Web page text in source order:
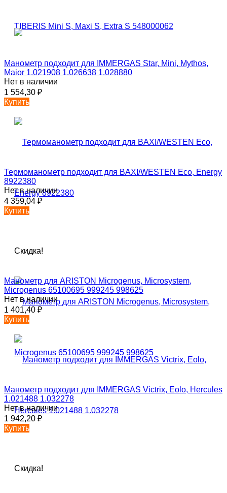
Манометр подходит для IMMERGAS Star, Mini, Mythos,
Maior 1.021908 1.026638 1.028880
Нет в наличии
1 554,30 ₽
Купить
Термоманометр подходит для BAXI/WESTEN Eсо, Energy
8922380
Нет в наличии
4 359,04 ₽
Купить
Скидка!
Манометр для ARISTON Microgenus, Microsystem,
Microgenus 65100695 999245 998625
Нет в наличии
1 401,40 ₽
Купить
Манометр подходит для IMMERGAS Victrix, Eolo, Hercules
1.021488 1.032278
Нет в наличии
1 942,20 ₽
Купить
Скидка!